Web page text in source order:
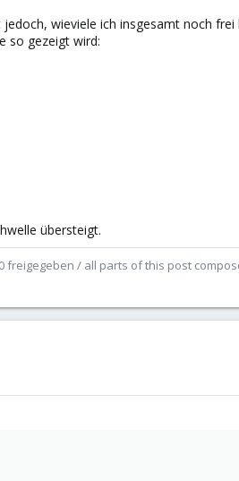
wieviele ich insgesamt noch
so gezeigt wird:
übersteigt.
freigegeben / all parts of this post